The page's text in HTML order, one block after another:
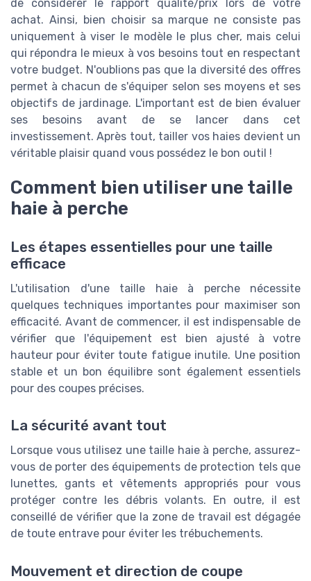
de considérer le rapport qualité/prix lors de votre
achat. Ainsi, bien choisir sa marque ne consiste pas
uniquement à viser le modèle le plus cher, mais celui
qui répondra le mieux à vos besoins tout en respectant
votre budget. N'oublions pas que la diversité des offres
permet à chacun de s'équiper selon ses moyens et ses
objectifs de jardinage. L'important est de bien évaluer
ses besoins avant de se lancer dans cet
investissement. Après tout, tailler vos haies devient un
véritable plaisir quand vous possédez le bon outil !
Comment bien utiliser une taille
haie à perche
Les étapes essentielles pour une taille
efficace
L'utilisation d'une taille haie à perche nécessite
quelques techniques importantes pour maximiser son
efficacité. Avant de commencer, il est indispensable de
vérifier que l'équipement est bien ajusté à votre
hauteur pour éviter toute fatigue inutile. Une position
stable et un bon équilibre sont également essentiels
pour des coupes précises.
La sécurité avant tout
Lorsque vous utilisez une taille haie à perche, assurez-
vous de porter des équipements de protection tels que
lunettes, gants et vêtements appropriés pour vous
protéger contre les débris volants. En outre, il est
conseillé de vérifier que la zone de travail est dégagée
de toute entrave pour éviter les trébuchements.
Mouvement et direction de coupe